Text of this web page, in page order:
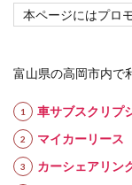
本ページにはプロ
富山県の高岡市内で
車サブスクリプ
マイカーリース
カーシェアリン